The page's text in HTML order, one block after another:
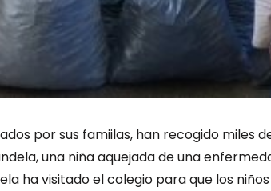
por sus famiilas, han recogido miles
una niña aquejada de una
ha visitado el colegio para que los